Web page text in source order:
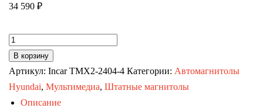
34 590 ₽
Количество
товара
Автомагнитола
Hyundai
Tucson
В корзину
Артикул: Incar TMX2-2404-4 Категории: Автомагнитолы
Hyundai, Мультимедиа, Штатные магнитолы
Описание